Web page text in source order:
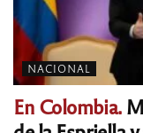
NACIONAL
En Colombia.